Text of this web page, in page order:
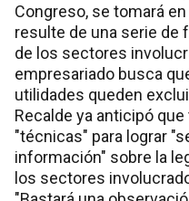
Congreso, se tomará
resulte de una serie de
de los sectores
empresariado busca
utilidades queden
Recalde ya anticipó
"técnicas" para lograr
información" sobre la
los sectores